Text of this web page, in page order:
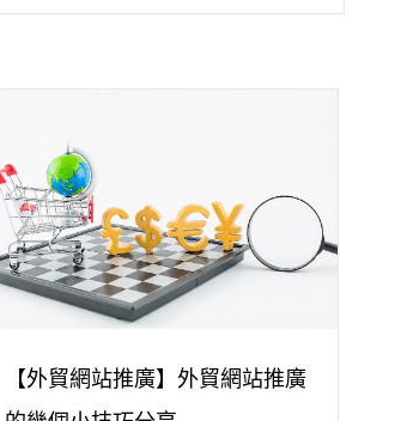
【外貿網站推廣】外貿網站推廣